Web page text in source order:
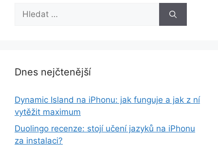
Hledat:
Dnes nejčtenější
Dynamic Island na iPhonu: jak funguje a jak z ní
vytěžit maximum
Duolingo recenze: stojí učení jazyků na iPhonu
za instalaci?